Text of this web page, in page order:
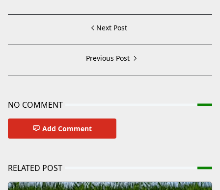
Next Post
Previous Post
NO COMMENT
Add Comment
RELATED POST